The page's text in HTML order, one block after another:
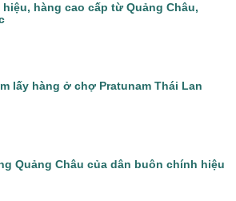
hàng cao cấp từ Quảng Châu,
lấy hàng ở chợ Pratunam Thái Lan
Quảng Châu của dân buôn chính hiệu